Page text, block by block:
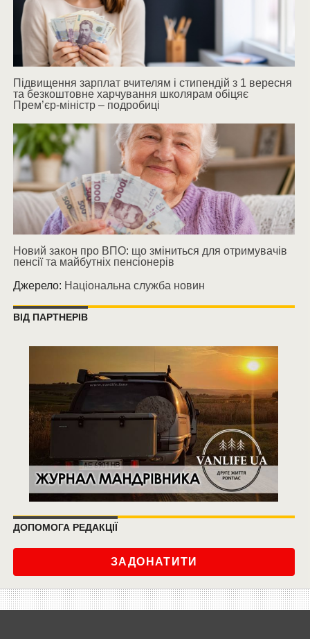
Підвищення зарплат вчителям і стипендій з 1 вересня
та безкоштовне харчування школярам обіцяє
Прем’єр-міністр – подробиці
Новий закон про ВПО: що зміниться для отримувачів
пенсії та майбутніх пенсіонерів
Джерело: Національна служба новин
ВІД ПАРТНЕРІВ
ДОПОМОГА РЕДАКЦІЇ
ЗАДОНАТИТИ